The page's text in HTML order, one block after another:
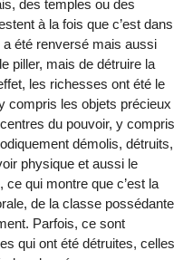
des temples ou des
à la fois que c’est dans
été renversé mais aussi
piller, mais de détruire la
les richesses ont été le
compris les objets précieux
du pouvoir, y compris
démolis, détruits,
physique et aussi le
qui montre que c’est la
de la classe possédante
Parfois, ce sont
qui ont été détruites, celles